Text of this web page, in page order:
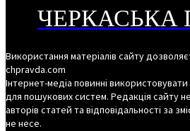
ЧЕРКАСЬКА
Використання матеріалів сайту
chpravda.com
Інтернет-медіа повинні
для пошукових систем. Редакція сайту
авторів статей та відповідальності за
не несе.